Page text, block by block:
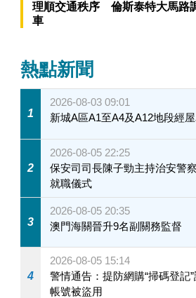
理順交通秩序 倫斯泰特大馬路
車
熱點新聞
1
2026-08-03 09:01
新城A區A1至A4及A12地段經
2
2026-08-05 22:25
保安司司長陳子勁主持治安警
就職儀式
3
2026-08-05 20:35
澳門海關晉升9名副關務監督
4
2026-08-05 15:14
警情通告：提防網購“掃碼登記
帳號被盜用